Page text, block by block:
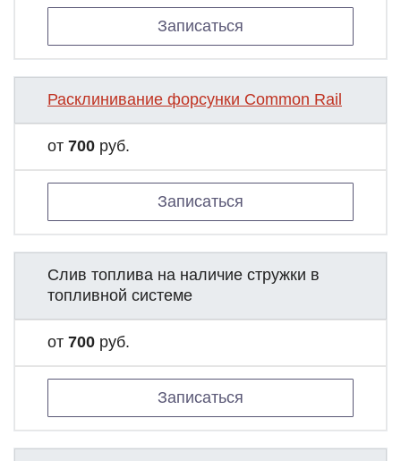
Записаться
Расклинивание форсунки Common Rail
от 700 руб.
Записаться
Слив топлива на наличие стружки в
топливной системе
от 700 руб.
Записаться